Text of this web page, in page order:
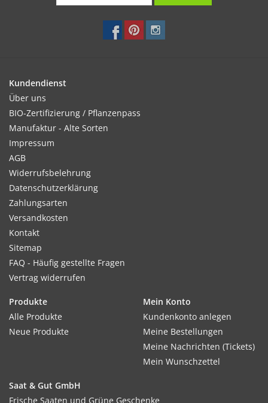
Kundendienst
Über uns
BIO-Zertifizierung / Pflanzenpass
Manufaktur - Alte Sorten
Impressum
AGB
Widerrufsbelehrung
Datenschutzerklärung
Zahlungsarten
Versandkosten
Kontakt
Sitemap
FAQ - Häufig gestellte Fragen
Vertrag widerrufen
Produkte
Alle Produkte
Neue Produkte
Mein Konto
Kundenkonto anlegen
Meine Bestellungen
Meine Nachrichten (Tickets)
Mein Wunschzettel
Saat & Gut GmbH
Frische Saaten und Grüne Geschenke